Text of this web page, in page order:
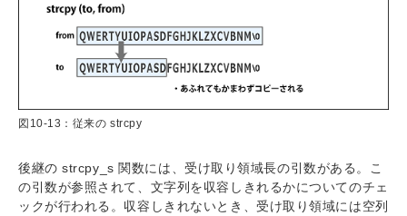
図10-13：従来の strcpy
後継の strcpy_s 関数には、受け取り領域長の引数がある。こ
の引数が参照されて、文字列を収容しきれるかについてのチェ
ックが行われる。収容しきれないとき、受け取り領域には空列